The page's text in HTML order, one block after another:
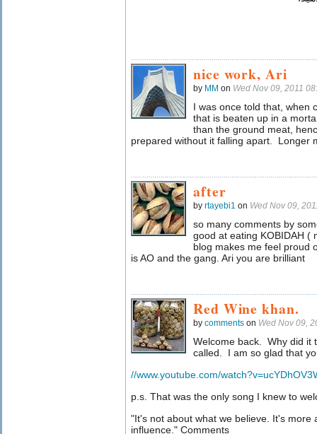
nice work, Ari
by MM on Wed Nov 09, 2011
I was once told that, when
that is beaten up in a
than the ground meat,
prepared without it falling apart. Longer
after
by rtayebi1 on Wed Nov 09,
so many comments by
good at eating KOBIDAH (
blog makes me feel proud
is AO and the gang. Ari you are brilliant
Red Wine khan.
by comments on Wed Nov 09,
Welcome back. Why did it
called. I am so glad that
//www.youtube.com/
p.s. That was the only song I knew to
"It's not about what we believe. It's more
influence." Comments